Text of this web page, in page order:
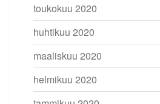
toukokuu 2020
huhtikuu 2020
maaliskuu 2020
helmikuu 2020